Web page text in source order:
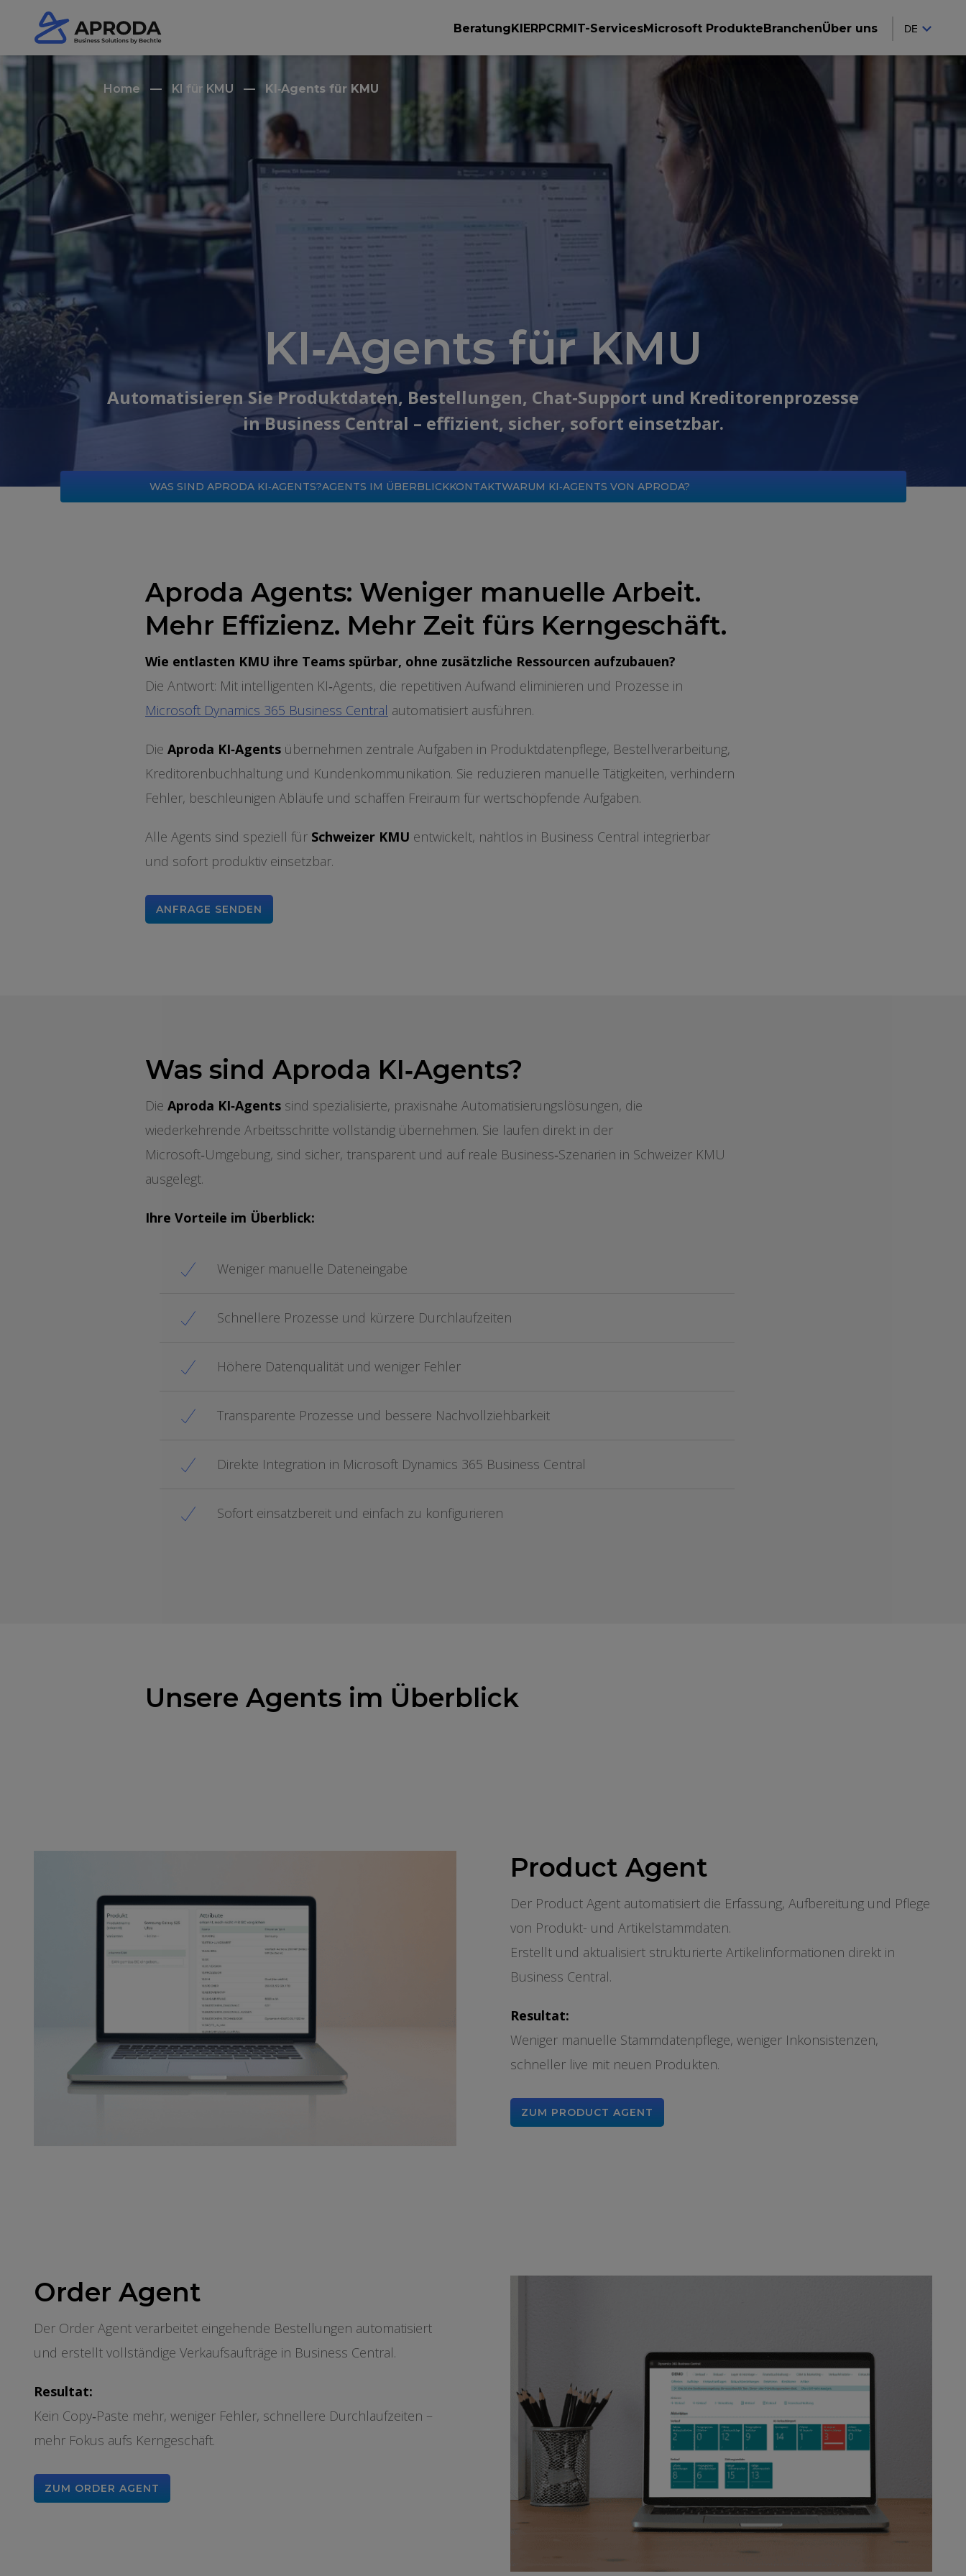
BeratungKIERPCRMIT-ServicesMicrosoft ProdukteBranchenÜber uns
Home KI für KMU KI‑Agents für KMU
KI‑Agents für KMU
Automatisieren Sie Produktdaten, Bestellungen, Chat‑Support und Kreditorenprozesse
in Business Central – effizient, sicher, sofort einsetzbar.
WAS SIND APRODA KI‑AGENTS?AGENTS IM ÜBERBLICKKONTAKTWARUM KI‑AGENTS VON APRODA?
Aproda Agents: Weniger manuelle Arbeit.
Mehr Effizienz. Mehr Zeit fürs Kerngeschäft.
Wie entlasten KMU ihre Teams spürbar, ohne zusätzliche Ressourcen aufzubauen?
Die Antwort: Mit intelligenten KI‑Agents, die repetitiven Aufwand eliminieren und Prozesse in
Microsoft Dynamics 365 Business Central automatisiert ausführen.
Die Aproda KI‑Agents übernehmen zentrale Aufgaben in Produktdatenpflege, Bestellverarbeitung,
Kreditorenbuchhaltung und Kundenkommunikation. Sie reduzieren manuelle Tätigkeiten, verhindern
Fehler, beschleunigen Abläufe und schaffen Freiraum für wertschöpfende Aufgaben.
Alle Agents sind speziell für Schweizer KMU entwickelt, nahtlos in Business Central integrierbar
und sofort produktiv einsetzbar.
ANFRAGE SENDEN
Was sind Aproda KI‑Agents?
Die Aproda KI‑Agents sind spezialisierte, praxisnahe Automatisierungslösungen, die
wiederkehrende Arbeitsschritte vollständig übernehmen. Sie laufen direkt in der
Microsoft‑Umgebung, sind sicher, transparent und auf reale Business‑Szenarien in Schweizer KMU
ausgelegt.
Ihre Vorteile im Überblick:
Weniger manuelle Dateneingabe
Schnellere Prozesse und kürzere Durchlaufzeiten
Höhere Datenqualität und weniger Fehler
Transparente Prozesse und bessere Nachvollziehbarkeit
Direkte Integration in Microsoft Dynamics 365 Business Central
Sofort einsatzbereit und einfach zu konfigurieren
Unsere Agents im Überblick
Product Agent
Der Product Agent automatisiert die Erfassung, Aufbereitung und Pflege
von Produkt- und Artikelstammdaten.
Erstellt und aktualisiert strukturierte Artikelinformationen direkt in
Business Central.
Resultat:
Weniger manuelle Stammdatenpflege, weniger Inkonsistenzen,
schneller live mit neuen Produkten.
ZUM PRODUCT AGENT
Order Agent
Der Order Agent verarbeitet eingehende Bestellungen automatisiert
und erstellt vollständige Verkaufsaufträge in Business Central.
Resultat:
Kein Copy‑Paste mehr, weniger Fehler, schnellere Durchlaufzeiten –
mehr Fokus aufs Kerngeschäft.
ZUM ORDER AGENT